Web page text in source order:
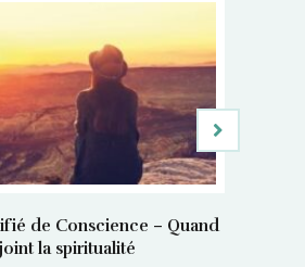
de Conscience – Quand
la spiritualité